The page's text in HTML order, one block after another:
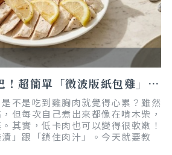
雞胸肉不再乾巴巴！超簡單「微波版紙包雞」教學，果醋＋胡椒鹽是美味關鍵｜懶人食譜｜減脂友善
不是吃到雞胸肉就覺得心累？雖然
但每次自己煮出來都像在啃木柴，
其實，低卡肉也可以變得很軟嫩！
」跟「鎖住肉汁」。今天就要教